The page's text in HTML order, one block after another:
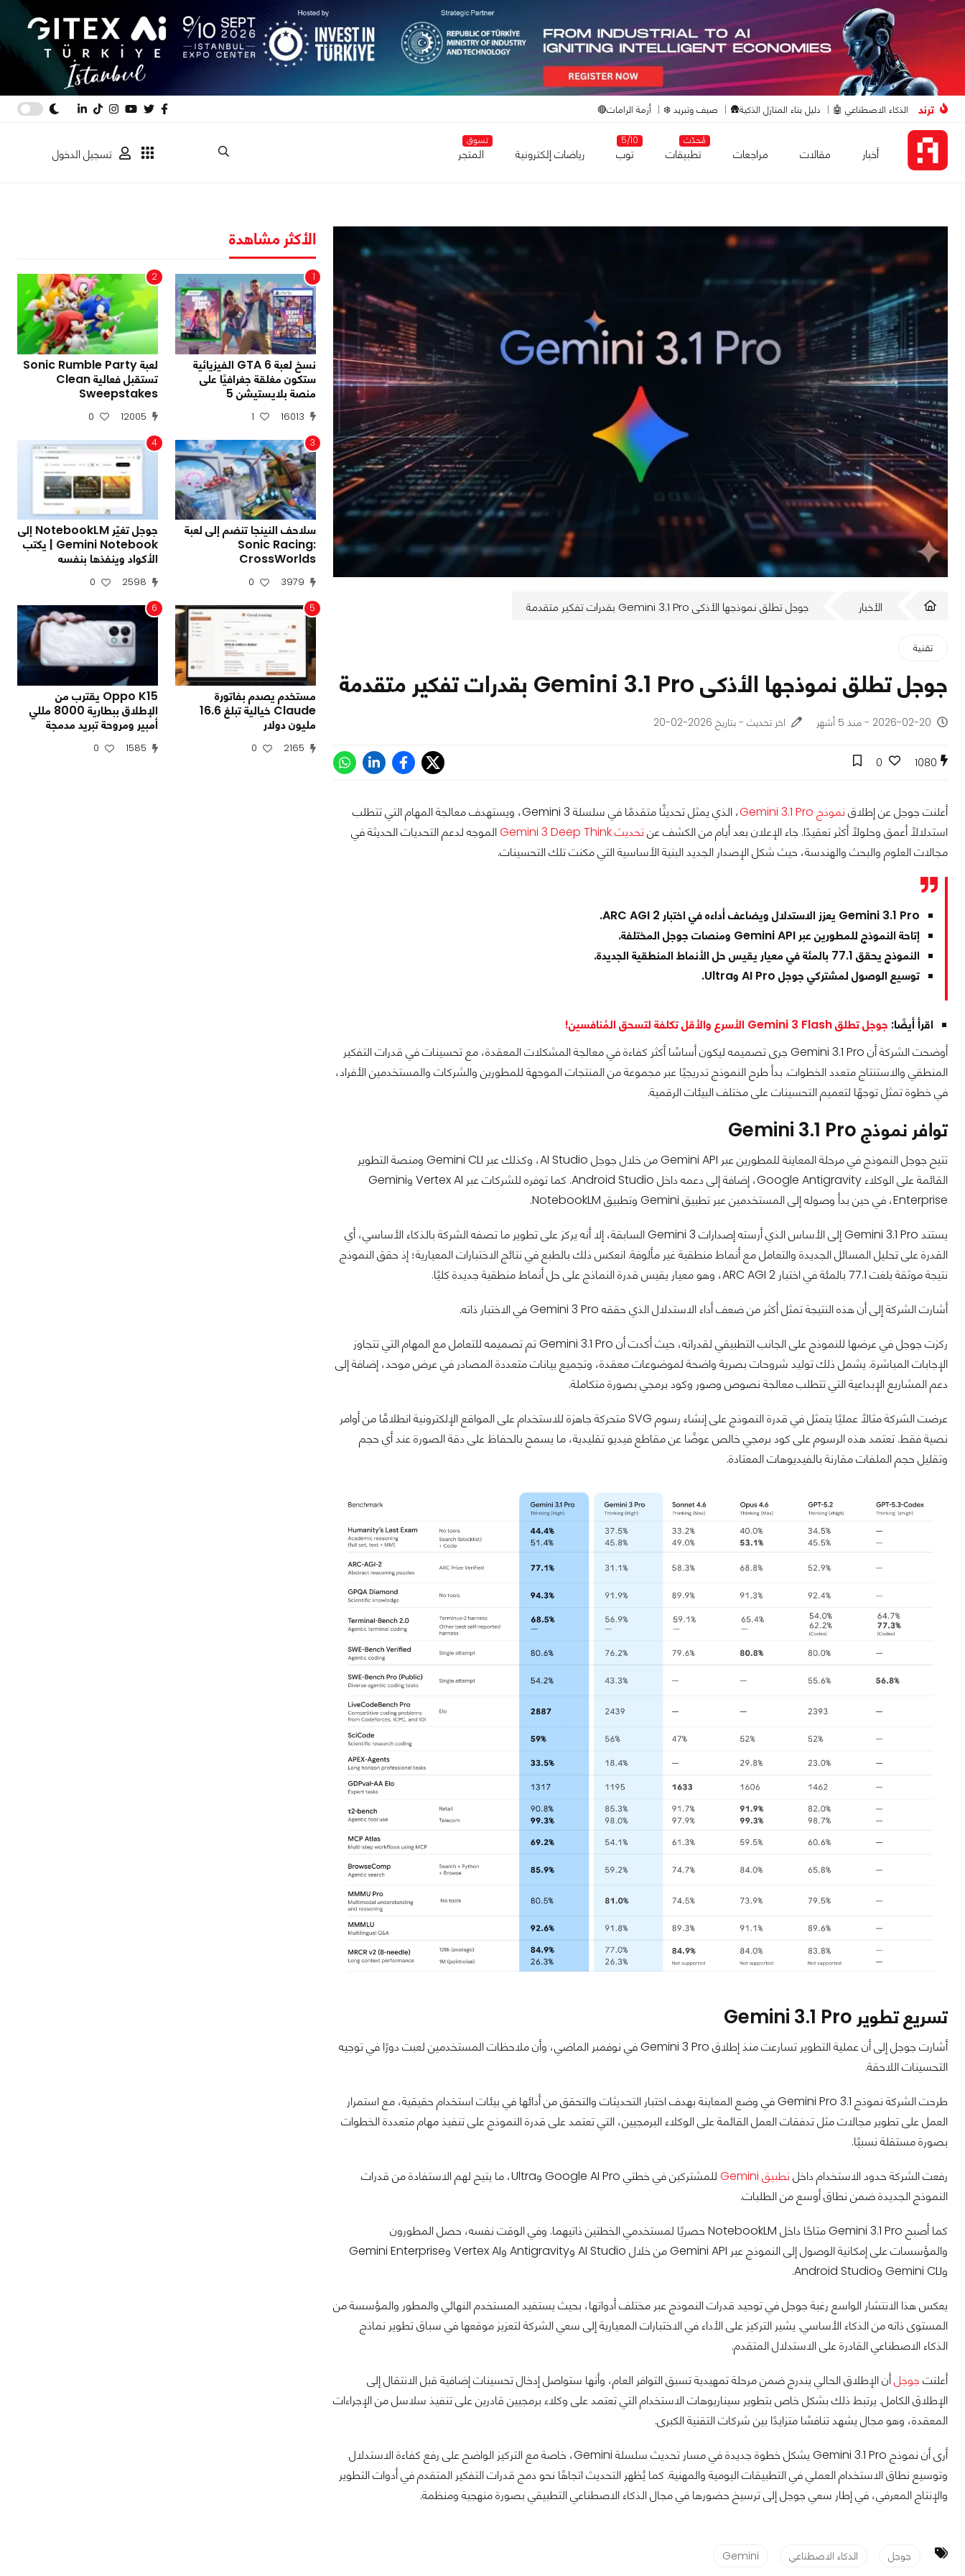
ترند الذكاء الاصطناعي 🤖 دليل بناء المنازل الذكية🛖 صيف وتبريد ❄️ أزمة الرامات🔴
أخبار مقالات مراجعات
مُحدّث
تطبيقات
5/10
توب رياضات إلكترونية
تسوق
المتجر تسجيل الدخول
الأخبار جوجل تطلق نموذجها الأذكى Gemini 3.1 Pro بقدرات تفكير متقدمة
تقنية
جوجل تطلق نموذجها الأذكى Gemini 3.1 Pro بقدرات تفكير متقدمة
2026-02-20 - منذ 5 أشهر اخر تحديث - بتاريخ 2026-02-20
1080
0
أعلنت جوجل عن إطلاق نموذج Gemini 3.1 Pro
، الذي يمثل تحديثًا متقدمًا في سلسلة Gemini 3، ويستهدف معالجة المهام التي تتطلب
استدلالًا أعمق وحلولًا أكثر تعقيدًا. جاء الإعلان بعد أيام من الكشف عنتحديث Gemini 3 Deep Think
الموجه لدعم التحديات الحديثة في
مجالات العلوم والبحث والهندسة، حيث شكل الإصدار الجديد البنية الأساسية التي مكنت تلك التحسينات.
Gemini 3.1 Pro يعزز الاستدلال ويضاعف أداءه في اختبار ARC AGI 2.
إتاحة النموذج للمطورين عبر Gemini API ومنصات جوجل المختلفة.
النموذج يحقق 77.1 بالمئة في معيار يقيس حل الأنماط المنطقية الجديدة.
توسيع الوصول لمشتركي جوجل AI Pro وUltra.
اقرأ أيضًا: جوجل تطلق Gemini 3 Flash الأسرع والأقل تكلفة لتسحق المُنافسين!
أوضحت الشركة أن Gemini 3.1 Pro جرى تصميمه ليكون أساسًا أكثر كفاءة في معالجة المشكلات المعقدة، مع تحسينات في قدرات التفكير
المنطقي والاستنتاج متعدد الخطوات. بدأ طرح النموذج تدريجيًا عبر مجموعة من المنتجات الموجهة للمطورين والشركات والمستخدمين الأفراد،
في خطوة تمثل توجهًا لتعميم التحسينات على مختلف البيئات الرقمية.
توافر نموذج Gemini 3.1 Pro
تتيح جوجل النموذج في مرحلة المعاينة للمطورين عبر Gemini API من خلال جوجل AI Studio، وكذلك عبر Gemini CLI ومنصة التطوير
القائمة على الوكلاء Google Antigravity، إضافة إلى دعمه داخل Android Studio. كما توفره للشركات عبر Vertex AI وGemini
Enterprise، في حين بدأ وصوله إلى المستخدمين عبر تطبيق Gemini وتطبيق NotebookLM.
يستند Gemini 3.1 Pro إلى الأساس الذي أرسته إصدارات Gemini 3 السابقة، إلا أنه يركز على تطوير ما تصفه الشركة بالذكاء الأساسي، أي
القدرة على تحليل المسائل الجديدة والتعامل مع أنماط منطقية غير مألوفة. انعكس ذلك بالطبع في نتائج الاختبارات المعيارية؛ إذ حقق النموذج
نتيجة موثقة بلغت 77.1 بالمئة في اختبار ARC AGI 2، وهو معيار يقيس قدرة النماذج على حل أنماط منطقية جديدة كليًا.
أشارت الشركة إلى أن هذه النتيجة تمثل أكثر من ضعف أداء الاستدلال الذي حققه Gemini 3 Pro في الاختبار ذاته.
ركزت جوجل في عرضها للنموذج على الجانب التطبيقي لقدراته، حيث أكدت أن Gemini 3.1 Pro تم تصميمه للتعامل مع المهام التي تتجاوز
الإجابات المباشرة. يشمل ذلك توليد شروحات بصرية واضحة لموضوعات معقدة، وتجميع بيانات متعددة المصادر في عرض موحد، إضافة إلى
دعم المشاريع الإبداعية التي تتطلب معالجة نصوص وصور وكود برمجي بصورة متكاملة.
عرضت الشركة مثالًا عمليًا يتمثل في قدرة النموذج على إنشاء رسوم SVG متحركة جاهزة للاستخدام على المواقع الإلكترونية انطلاقًا من أوامر
نصية فقط. تعتمد هذه الرسوم على كود برمجي خالص عوضًا عن مقاطع فيديو تقليدية، ما يسمح بالحفاظ على دقة الصورة عند أي حجم
وتقليل حجم الملفات مقارنة بالفيديوهات المعتادة.
تسريع تطوير Gemini 3.1 Pro
أشارت جوجل إلى أن عملية التطوير تسارعت منذ إطلاق Gemini 3 Pro في نوفمبر الماضي، وأن ملاحظات المستخدمين لعبت دورًا في توجيه
التحسينات اللاحقة.
طرحت الشركة نموذج 3.1 Gemini Pro في وضع المعاينة بهدف اختبار التحديثات والتحقق من أدائها في بيئات استخدام حقيقية، مع استمرار
العمل على تطوير مجالات مثل تدفقات العمل القائمة على الوكلاء البرمجيين، التي تعتمد على قدرة النموذج على تنفيذ مهام متعددة الخطوات
بصورة مستقلة نسبيًا.
رفعت الشركة حدود الاستخدام داخلتطبيق Gemini
للمشتركين في خطتي Google AI Pro وUltra، ما يتيح لهم الاستفادة من قدرات
النموذج الجديدة ضمن نطاق أوسع من الطلبات.
كما أصبح Gemini 3.1 Pro متاحًا داخل NotebookLM حصريًا لمستخدمي الخطتين ذاتيهما. وفي الوقت نفسه، حصل المطورون
والمؤسسات على إمكانية الوصول إلى النموذج عبر Gemini API من خلال AI Studio وAntigravity وVertex AI وGemini Enterprise
وGemini CLI وAndroid Studio.
يعكس هذا الانتشار الواسع رغبة جوجل في توحيد قدرات النموذج عبر مختلف أدواتها، بحيث يستفيد المستخدم النهائي والمطور والمؤسسة من
المستوى ذاته من الذكاء الأساسي. يشير التركيز على الأداء في الاختبارات المعيارية إلى سعي الشركة لتعزيز موقعها في سباق تطوير نماذج
الذكاء الاصطناعي القادرة على الاستدلال المتقدم.
أعلنت جوجلأن الإطلاق الحالي يندرج ضمن مرحلة تمهيدية تسبق التوافر العام، وأنها ستواصل إدخال تحسينات إضافية قبل الانتقال إلى
الإطلاق الكامل. يرتبط ذلك بشكل خاص بتطوير سيناريوهات الاستخدام التي تعتمد على وكلاء برمجيين قادرين على تنفيذ سلاسل من الإجراءات
المعقدة، وهو مجال يشهد تنافسًا متزايدًا بين شركات التقنية الكبرى.
أرى أن نموذج Gemini 3.1 Pro يشكل خطوة جديدة في مسار تحديث سلسلة Gemini، خاصة مع التركيز الواضح على رفع كفاءة الاستدلال
وتوسيع نطاق الاستخدام العملي في التطبيقات اليومية والمهنية. كما يُظهر التحديث اتجاهًا نحو دمج قدرات التفكير المتقدم في أدوات التطوير
والإنتاج المعرفي، في إطار سعي جوجل إلى ترسيخ حضورها في مجال الذكاء الاصطناعي التطبيقي بصورة منهجية ومنظمة.
جوجل الذكاء الاصطناعي Gemini
الأكثر مشاهدة
1
نسخ لعبة GTA 6 الفيزيائية
ستكون مغلقة جغرافيًا على
منصة بلايستيشن 5
16013
1
2
لعبة Sonic Rumble Party
تستقبل فعالية Clean
Sweepstakes
12005
0
3
سلاحف النينجا تنضم إلى لعبة
Sonic Racing:
CrossWorlds
3979
0
4
جوجل تغيّر NotebookLM إلى
Gemini Notebook | يكتب
الأكواد وينفذها بنفسه
2598
0
5
مستخدم يصدم بفاتورة
Claude خيالية تبلغ 16.6
مليون دولار
2165
0
6
Oppo K15 يقترب من
الإطلاق ببطارية 8000 مللي
أمبير ومروحة تبريد مدمجة
1585
0